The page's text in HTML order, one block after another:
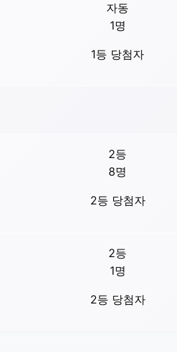
자동
1명
1등 당첨자
2등
8명
2등 당첨자
2등
1명
2등 당첨자